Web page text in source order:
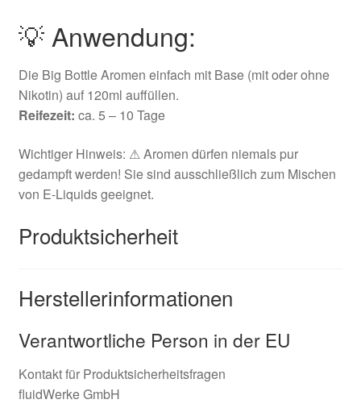
💡 Anwendung:
Die Big Bottle Aromen einfach mit Base (mit oder ohne
Nikotin) auf 120ml auffüllen.
Reifezeit: ca. 5 – 10 Tage
Wichtiger Hinweis: ⚠ Aromen dürfen niemals pur
gedampft werden! Sie sind ausschließlich zum Mischen
von E-Liquids geeignet.
Produktsicherheit
Herstellerinformationen
Verantwortliche Person in der EU
Kontakt für Produktsicherheitsfragen
fluidWerke GmbH